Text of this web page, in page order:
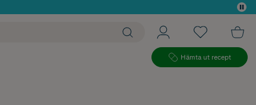
Hämta ut recept